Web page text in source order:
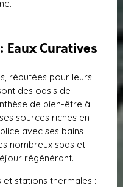
Eaux Curatives
réputées pour leurs
des oasis de
de bien-être à
sources riches en
avec ses bains
nombreux spas et
régénérant.
et stations thermales :